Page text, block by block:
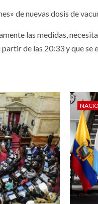
de nuevas dosis de
las medidas,
de las 20:33 y que